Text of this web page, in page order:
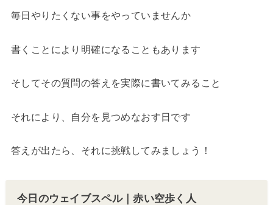
毎日やりたくない事をやっていませんか
書くことにより明確になることもあります
そしてその質問の答えを実際に書いてみること
それにより、自分を見つめなおす日です
答えが出たら、それに挑戦してみましょう！
今日のウェイブスペル｜赤い空歩く人